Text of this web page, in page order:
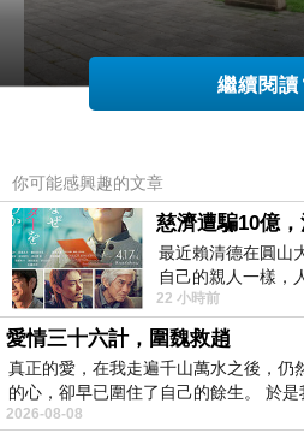
繼續閱讀
你可能感興趣的文章
慈濟遭騙10億
最近賴清德在圓山
自己的親人一樣，
民如親，說的這麼
22 小時前
愛情三十六計，圍魏救趙
真正的愛，在我走遍千山萬水之後，仍
的心，卻早已圍住了自己的餘生。 於
2026-08-08